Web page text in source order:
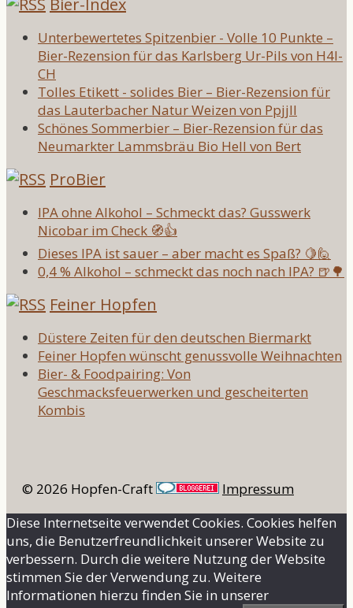
Bier-Index
Unterbewertetes Spitzenbier - Volle 10 Punkte –
Bier-Rezension für das Karlsberg Ur-Pils von H4l-
CH
Tolles Etikett - solides Bier – Bier-Rezension für
das Lauterbacher Natur Weizen von Ppjjll
Schönes Sommerbier – Bier-Rezension für das
Neumarkter Lammsbräu Bio Hell von Bert
ProBier
IPA ohne Alkohol – Schmeckt das? Gusswerk
Nicobar im Check 🧭👍
Dieses IPA ist sauer – aber macht es Spaß? 🍋🙋
0,4 % Alkohol – schmeckt das noch nach IPA? 🍺🌳
Feiner Hopfen
Düstere Zeiten für den deutschen Biermarkt
Feiner Hopfen wünscht genussvolle Weihnachten
Bier- & Foodpairing: Von
Geschmacksfeuerwerken und gescheiterten
Kombis
© 2026 Hopfen-Craft
Impressum
Diese Internetseite verwendet Cookies. Cookies helfen
uns, die Benutzerfreundlichkeit unserer Website zu
verbessern. Durch die weitere Nutzung der Website
stimmen Sie der Verwendung zu. Weitere
Informationen hierzu finden Sie in unserer